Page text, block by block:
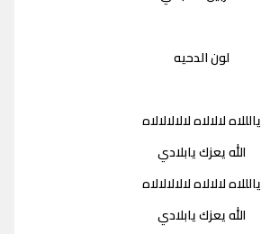
لون الدحيه
يالللاه لالالاه لالالالالاه
الله يعزك يابلادي
يالللاه لالالاه لالالالالاه
الله يعزك يابلادي